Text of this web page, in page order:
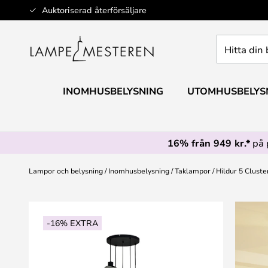
Auktoriserad återförsäljare
Hoppa
till
din
INOMHUSBELYSNING
16% från 949 kr.* på
Lampor och belysning Inomhusbelysning Taklampor Hildur 5
-16% EXTRA